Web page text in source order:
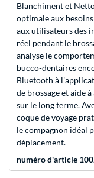
Blanchiment et
optimale aux
aux utilisateurs des
réel pendant le
analyse le
bucco-dentaires
Bluetooth à
de brossage et aide
sur le long terme.
coque de voyage
le compagnon idéal
déplacement.
numéro d'article